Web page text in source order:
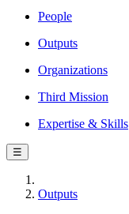
People
Outputs
Organizations
Third Mission
Expertise & Skills
☰
Outputs